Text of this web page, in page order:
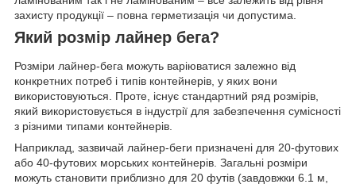
захисту продукції – повна герметизація чи допустима.
Який розмір лайнер бега?
Розміри лайнер-бега можуть варіюватися залежно від
конкретних потреб і типів контейнерів, у яких вони
використовуються. Проте, існує стандартний ряд розмірів,
який використовується в індустрії для забезпечення сумісності
з різними типами контейнерів.
Наприклад, зазвичай лайнер-беги призначені для 20-футових
або 40-футових морських контейнерів. Загальні розміри
можуть становити приблизно для 20 футів (завдовжки 6.1 м,